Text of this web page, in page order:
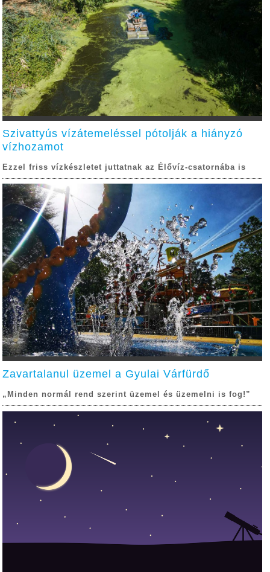
Szivattyús vízátemeléssel pótolják a hiányzó
vízhozamot
Ezzel friss vízkészletet juttatnak az Élővíz-csatornába is
Zavartalanul üzemel a Gyulai Várfürdő
„Minden normál rend szerint üzemel és üzemelni is fog!”